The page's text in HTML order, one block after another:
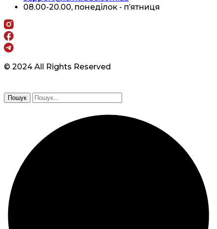
08.00-20.00, понеділок - п’ятниця
© 2024 All Rights Reserved
Пошук